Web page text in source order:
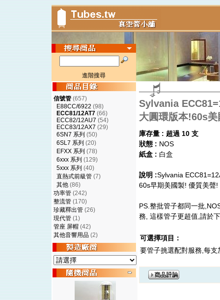
進階搜尋
信號管 (657)
E88CC/6922 (98)
ECC81/12AT7 (66)
ECC82/12AU7 (54)
ECC83/12AX7 (29)
6SN7 系列 (50)
6SL7 系列 (20)
EFXX 系列 (78)
6xxx 系列 (129)
5xxx 系列 (40)
直熱式前級管 (7)
其他 (86)
功率管 (242)
整流管 (170)
珍藏釋出管 (26)
現代管 (1)
管座 屏帽 (42)
其他音響用品 (2)
Sylvania
大圓環版本!60s
庫存量 : 超過 10 支
狀態 : NOS
紙盒 : 白盒
說明 :Sylvania
60s早期美國製! 優質美聲
PS.整批管子都同一批
務, 這樣管子更超值,請於
可選擇項目：
要管子挑選配對服務,每支